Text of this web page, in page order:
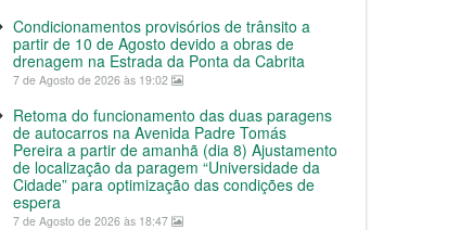
Condicionamentos provisórios de trânsito a
partir de 10 de Agosto devido a obras de
drenagem na Estrada da Ponta da Cabrita
7 de Agosto de 2026 às 19:02
Retoma do funcionamento das duas paragens
de autocarros na Avenida Padre Tomás
Pereira a partir de amanhã (dia 8) Ajustamento
de localização da paragem “Universidade da
Cidade” para optimização das condições de
espera
7 de Agosto de 2026 às 18:47